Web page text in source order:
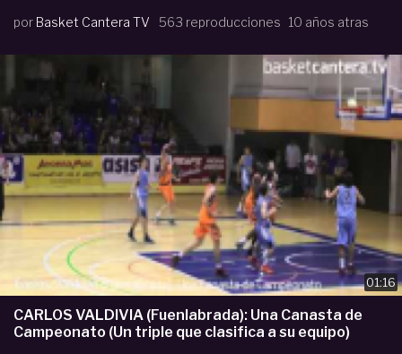
por Basket Cantera TV 563 reproducciones 10 años atras
01:16
CARLOS VALDIVIA (Fuenlabrada): Una Canasta de
Campeonato (Un triple que clasifica a su equipo)